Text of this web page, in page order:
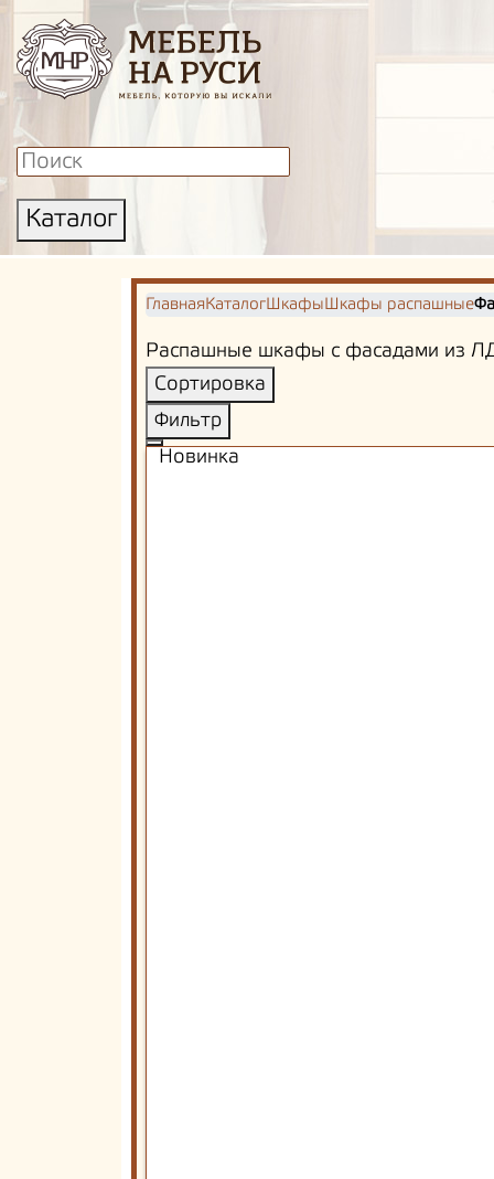
Каталог
ГлавнаяКаталогШкафыШкафы распашные
Распашные шкафы с фасадами из
Сортировка
Фильтр
Новинка